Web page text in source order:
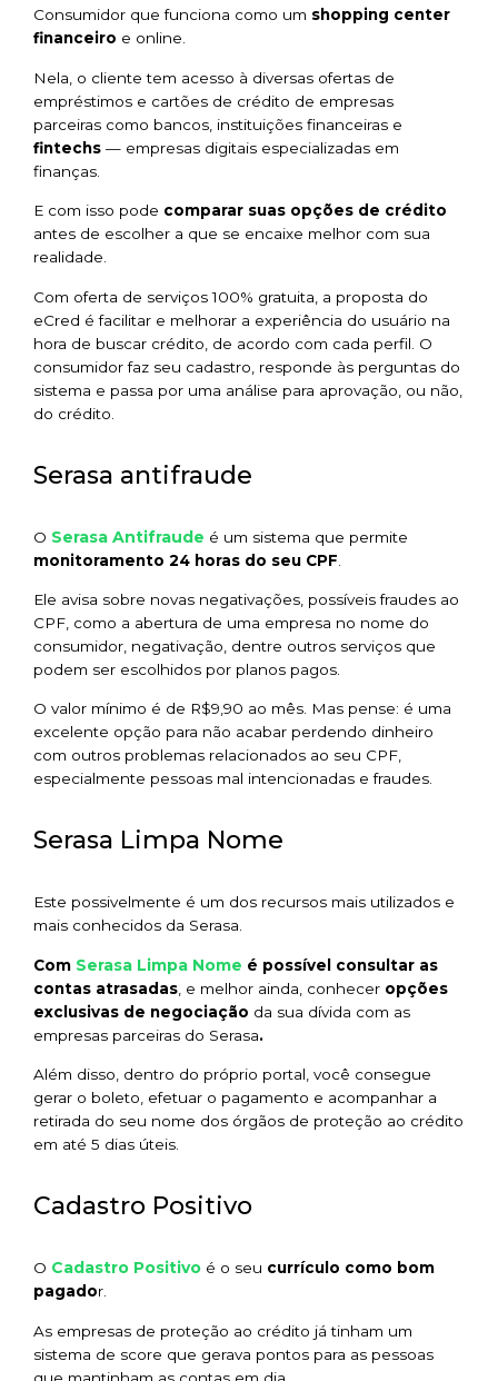
Consumidor que funciona como um shopping center
financeiro e online.
Nela, o cliente tem acesso à diversas ofertas de
empréstimos e cartões de crédito de empresas
parceiras como bancos, instituições financeiras e
fintechs — empresas digitais especializadas em
finanças.
E com isso pode comparar suas opções de crédito
antes de escolher a que se encaixe melhor com sua
realidade.
Com oferta de serviços 100% gratuita, a proposta do
eCred é facilitar e melhorar a experiência do usuário na
hora de buscar crédito, de acordo com cada perfil. O
consumidor faz seu cadastro, responde às perguntas do
sistema e passa por uma análise para aprovação, ou não,
do crédito.
Serasa antifraude
O Serasa Antifraude é um sistema que permite
monitoramento 24 horas do seu CPF
Ele avisa sobre novas negativações, possíveis fraudes ao
CPF, como a abertura de uma empresa no nome do
consumidor, negativação, dentre outros serviços que
podem ser escolhidos por planos pagos.
O valor mínimo é de R$9,90 ao mês. Mas pense: é uma
excelente opção para não acabar perdendo dinheiro
com outros problemas relacionados ao seu CPF,
especialmente pessoas mal intencionadas e fraudes.
Serasa Limpa Nome
Este possivelmente é um dos recursos mais utilizados e
mais conhecidos da Serasa.
Com Serasa Limpa Nome é possível consultar as
contas atrasadas , e melhor ainda, conhecer opções
exclusivas de negociação da sua dívida com as
empresas parceiras do Serasa.
Além disso, dentro do próprio portal, você consegue
gerar o boleto, efetuar o pagamento e acompanhar a
retirada do seu nome dos órgãos de proteção ao crédito
em até 5 dias úteis.
Cadastro Positivo
O Cadastro Positivo é o seu currículo como bom
pagador.
As empresas de proteção ao crédito já tinham um
sistema de score que gerava pontos para as pessoas
que mantinham as contas em dia.